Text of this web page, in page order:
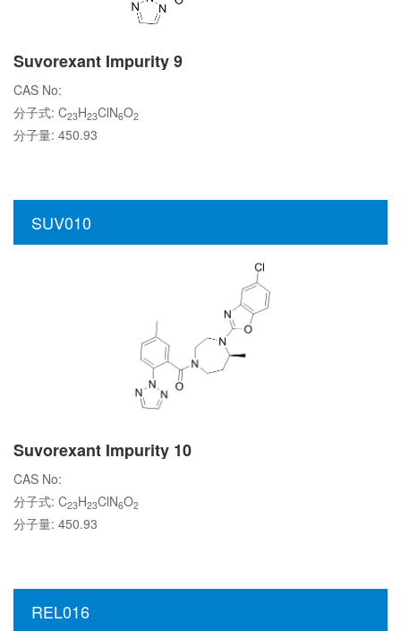
Suvorexant Impurity 9
CAS No:
分子式: C23H23ClN6O2
分子量: 450.93
SUV010
Suvorexant Impurity 10
CAS No:
分子式: C23H23ClN6O2
分子量: 450.93
REL016